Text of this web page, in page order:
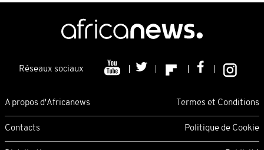
Réseaux sociaux
A propos d'Africanews Termes et Conditions
Contacts Politique de Cookie